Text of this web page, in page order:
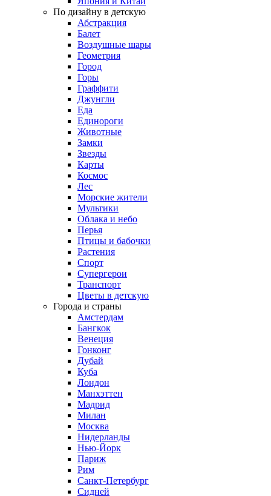
По дизайну в детскую
Абстракция
Балет
Воздушные шары
Геометрия
Город
Горы
Граффити
Джунгли
Еда
Единороги
Животные
Замки
Звезды
Карты
Космос
Лес
Морские жители
Мультики
Облака и небо
Перья
Птицы и бабочки
Растения
Спорт
Супергерои
Транспорт
Цветы в детскую
Города и страны
Амстердам
Бангкок
Венеция
Гонконг
Дубай
Куба
Лондон
Манхэттен
Мадрид
Милан
Москва
Нидерланды
Нью-Йорк
Париж
Рим
Санкт-Петербург
Сидней